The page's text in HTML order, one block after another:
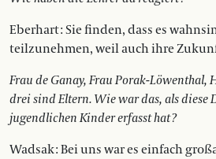
Eberhart : Sie finden, dass es
teilzunehmen, weil auch ihre
Frau de Ganay, Frau Porak-Löwenthal,
drei sind Eltern. Wie war das, als
jugendlichen Kinder erfasst hat ?
Wadsak : Bei uns war es einfach